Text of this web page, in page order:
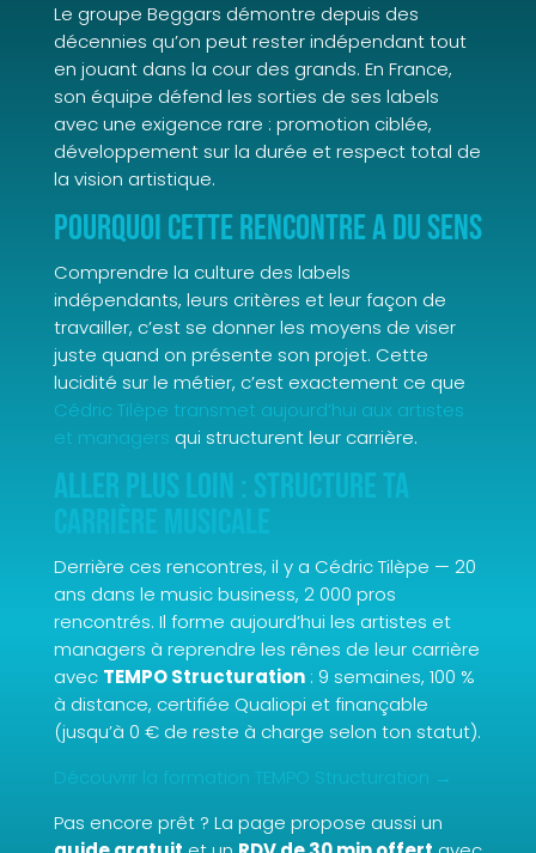
Le groupe Beggars démontre depuis des
décennies qu’on peut rester indépendant tout
en jouant dans la cour des grands. En France,
son équipe défend les sorties de ses labels
avec une exigence rare : promotion ciblée,
développement sur la durée et respect total de
la vision artistique.
Pourquoi cette rencontre a du sens
Comprendre la culture des labels
indépendants, leurs critères et leur façon de
travailler, c’est se donner les moyens de viser
juste quand on présente son projet. Cette
lucidité sur le métier, c’est exactement ce que
Cédric Tilèpe transmet aujourd’hui aux artistes
et managers qui structurent leur carrière.
Aller plus loin : structure ta
Derrière ces rencontres, il y a Cédric Tilèpe — 20
ans dans le music business, 2 000 pros
rencontrés. Il forme aujourd’hui les artistes et
managers à reprendre les rênes de leur carrière
avec TEMPO Structuration: 9 semaines, 100 %
à distance, certifiée Qualiopi et finançable
(jusqu’à 0 € de reste à charge selon ton statut).
Découvrir la formation TEMPO Structuration →
Pas encore prêt ? La page propose aussi un